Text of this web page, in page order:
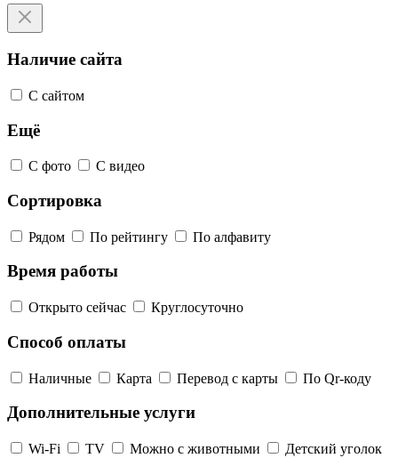
Наличие сайта
С сайтом
Ещё
С фото С видео
Сортировка
Рядом По рейтингу По алфавиту
Время работы
Открыто сейчас Круглосуточно
Способ оплаты
Наличные Карта Перевод с карты По Qr-коду
Дополнительные услуги
Wi-Fi TV Можно с животными
Детский уголок